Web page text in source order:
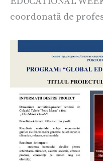
coordonată de